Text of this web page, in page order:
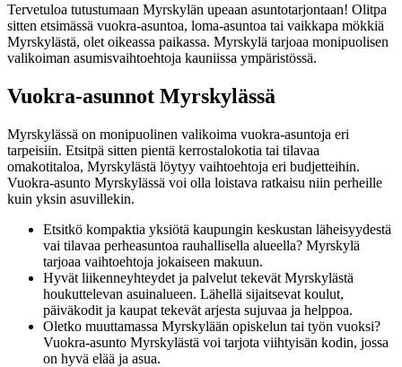
Tervetuloa tutustumaan Myrskylän upeaan asuntotarjontaan! Olitpa
sitten etsimässä vuokra-asuntoa, loma-asuntoa tai vaikkapa mökkiä
Myrskylästä, olet oikeassa paikassa. Myrskylä tarjoaa monipuolisen
valikoiman asumisvaihtoehtoja kauniissa ympäristössä.
Vuokra-asunnot Myrskylässä
Myrskylässä on monipuolinen valikoima vuokra-asuntoja eri
tarpeisiin. Etsitpä sitten pientä kerrostalokotia tai tilavaa
omakotitaloa, Myrskylästä löytyy vaihtoehtoja eri budjetteihin.
Vuokra-asunto Myrskylässä voi olla loistava ratkaisu niin perheille
kuin yksin asuvillekin.
Etsitkö kompaktia yksiötä kaupungin keskustan läheisyydestä
vai tilavaa perheasuntoa rauhallisella alueella? Myrskylä
tarjoaa vaihtoehtoja jokaiseen makuun.
Hyvät liikenneyhteydet ja palvelut tekevät Myrskylästä
houkuttelevan asuinalueen. Lähellä sijaitsevat koulut,
päiväkodit ja kaupat tekevät arjesta sujuvaa ja helppoa.
Oletko muuttamassa Myrskylään opiskelun tai työn vuoksi?
Vuokra-asunto Myrskylästä voi tarjota viihtyisän kodin, jossa
on hyvä elää ja asua.